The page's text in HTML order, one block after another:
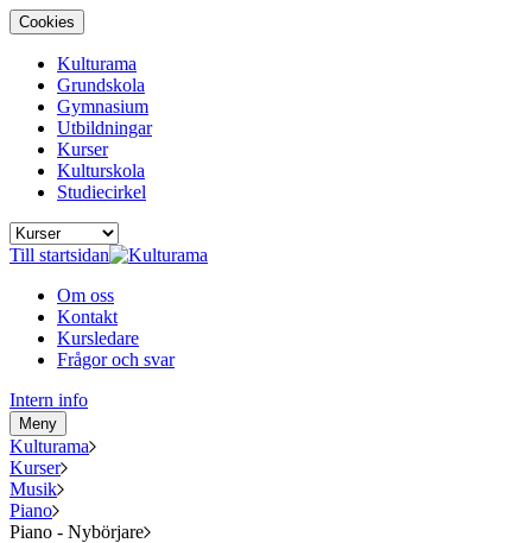
Cookies
Kulturama
Grundskola
Gymnasium
Utbildningar
Kurser
Kulturskola
Studiecirkel
Till startsidan
Om oss
Kontakt
Kursledare
Frågor och svar
Intern info
Meny
Kulturama
Kurser
Musik
Piano
Piano - Nybörjare